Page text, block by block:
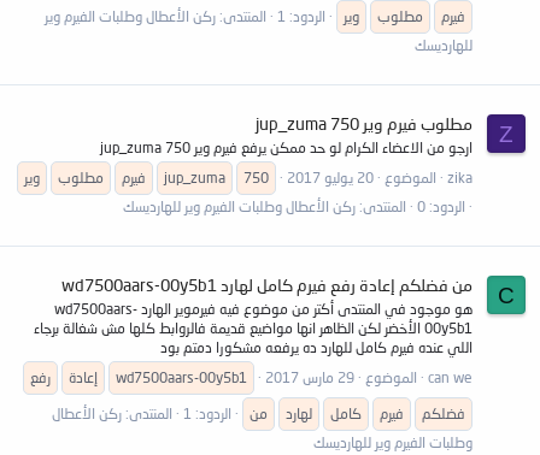
فيرم
مطلوب وير الردود: 1 المنتدى: ركن الأعطال وطلبات الفيرم وير
للهارديسك
Z مطلوب فيرم وير jup_zuma 750
ارجو من الاعضاء الكرام لو حد ممكن يرفع فيرم وير jup_zuma 750
zika
الموضوع 20 يوليو 2017 750
jup_zuma فيرم مطلوب
وير
الردود: 0
المنتدى: ركن الأعطال وطلبات الفيرم وير للهارديسك
C من فضلكم إعادة رفع فيرم كامل لهارد wd7500aars-00y5b1
هو موجود في المنتدى أكتر من موضوع فيه فيرموير الهارد wd7500aars-
00y5b1 الأخضر لكن الظاهر انها مواضيع قديمة فالروابط كلها مش شغالة برجاء
اللي عنده فيرم كامل للهارد ده يرفعه مشكورا دمتم بود
can we
الموضوع 29 مارس 2017 wd7500aars-00y5b1 إعادة
رفع
فضلكم
فيرم كامل لهارد من الردود: 1 المنتدى: ركن الأعطال
وطلبات الفيرم وير للهارديسك